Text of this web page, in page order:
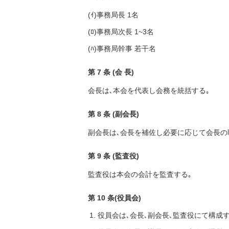
(ｲ)事務局長 1名
(ﾛ)事務局次長 1~3名
(ﾊ)事務局幹事 若干名
第 7 条 (会 長)
会長は､本会を代表し会務を統括する｡
第 8 条 (副会長)
副会長は､会長を補佐し必要に応じて会長
第 9 条 (監査役)
監査役は本会の会計を監査する｡
第 10 条(役員会)
役員会は､会長､副会長､監査役にて構成